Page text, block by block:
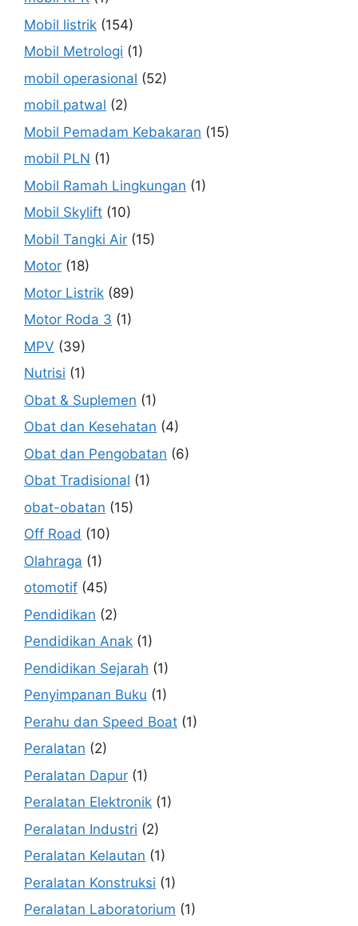
Mobil listrik (154)
Mobil Metrologi (1)
mobil operasional (52)
mobil patwal (2)
Mobil Pemadam Kebakaran (15)
mobil PLN (1)
Mobil Ramah Lingkungan (1)
Mobil Skylift (10)
Mobil Tangki Air (15)
Motor (18)
Motor Listrik (89)
Motor Roda 3 (1)
MPV (39)
Nutrisi (1)
Obat & Suplemen (1)
Obat dan Kesehatan (4)
Obat dan Pengobatan (6)
Obat Tradisional (1)
obat-obatan (15)
Off Road (10)
Olahraga (1)
otomotif (45)
Pendidikan (2)
Pendidikan Anak (1)
Pendidikan Sejarah (1)
Penyimpanan Buku (1)
Perahu dan Speed Boat (1)
Peralatan (2)
Peralatan Dapur (1)
Peralatan Elektronik (1)
Peralatan Industri (2)
Peralatan Kelautan (1)
Peralatan Konstruksi (1)
Peralatan Laboratorium (1)